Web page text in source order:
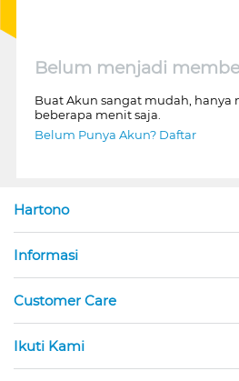
Belum menjadi
Buat Akun sangat mudah,
beberapa menit saja.
Belum Punya Akun? Daftar
Hartono
Informasi
Customer Care
Ikuti Kami